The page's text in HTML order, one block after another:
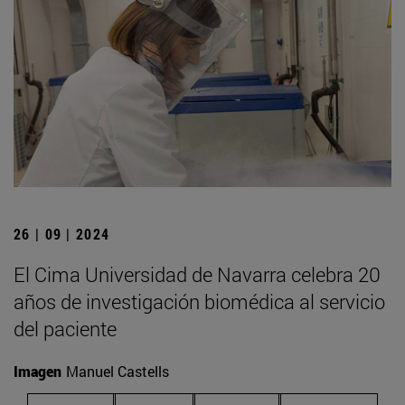
26 | 09 | 2024
El Cima Universidad de Navarra celebra 20
años de investigación biomédica al servicio
del paciente
Imagen Manuel Castells